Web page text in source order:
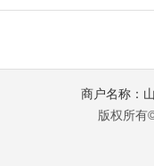
商户名称：
版权所有